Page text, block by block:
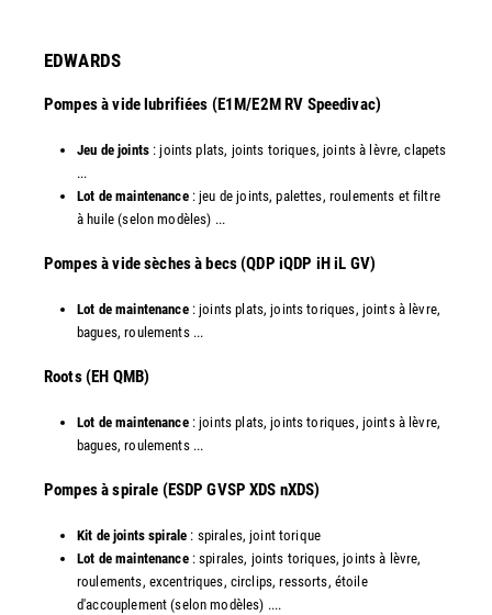
EDWARDS
Pompes à vide lubrifiées (E1M/E2M RV Speedivac)
Jeu de joints: joints plats, joints toriques, joints à lèvre, clapets
...
Lot de maintenance: jeu de joints, palettes, roulements et filtre
à huile (selon modèles) ...
​Pompes à vide sèches à becs (QDP iQDP iH iL GV)
Lot de maintenance: joints plats, joints toriques, joints à lèvre,
bagues, roulements ...
Roots (EH QMB)
Lot de maintenance : joints plats, joints toriques, joints à lèvre,
bagues, roulements ...
​Pompes à spirale (ESDP GVSP XDS nXDS)
Kit de joints spirale : spirales, joint torique
Lot de maintenance: spirales, joints toriques, joints à lèvre,
roulements, excentriques, circlips, ressorts, étoile
d'accouplement (selon modèles) ....​